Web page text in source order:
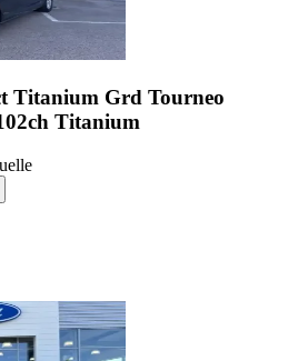
Titanium Grd Tourneo
Titanium